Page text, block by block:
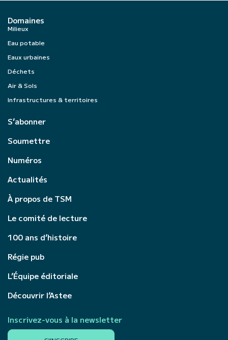
Domaines
Milieux
Eau potable
Eaux urbaines
Déchets
Air & Sols
Infrastructures & territoires
S’abonner
Soumettre
Numéros
Actualités
À propos de TSM
Le comité de lecture
100 ans d’histoire
Régie pub
L’Équipe éditoriale
Découvrir l’Astee
Inscrivez-vous à la newsletter